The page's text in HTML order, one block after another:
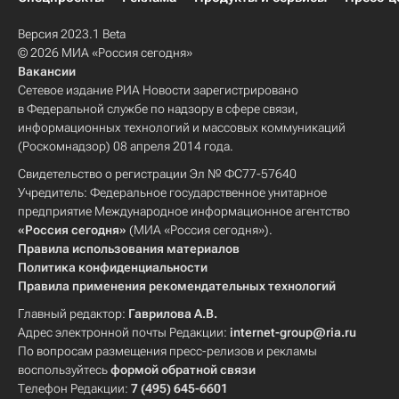
Версия 2023.1 Beta
© 2026 МИА «Россия сегодня»
Вакансии
Сетевое издание РИА Новости зарегистрировано
в Федеральной службе по надзору в сфере связи,
информационных технологий и массовых коммуникаций
(Роскомнадзор) 08 апреля 2014 года.
Свидетельство о регистрации Эл № ФС77-57640
Учредитель: Федеральное государственное унитарное
предприятие Международное информационное агентство
«Россия сегодня» (МИА «Россия сегодня»).
Правила использования материалов
Политика конфиденциальности
Правила применения рекомендательных технологий
Главный редактор: Гаврилова А.В.
Адрес электронной почты Редакции: internet-group@ria.ru
По вопросам размещения пресс-релизов и рекламы
воспользуйтесьформой обратной связи
Телефон Редакции: 7 (495) 645-6601